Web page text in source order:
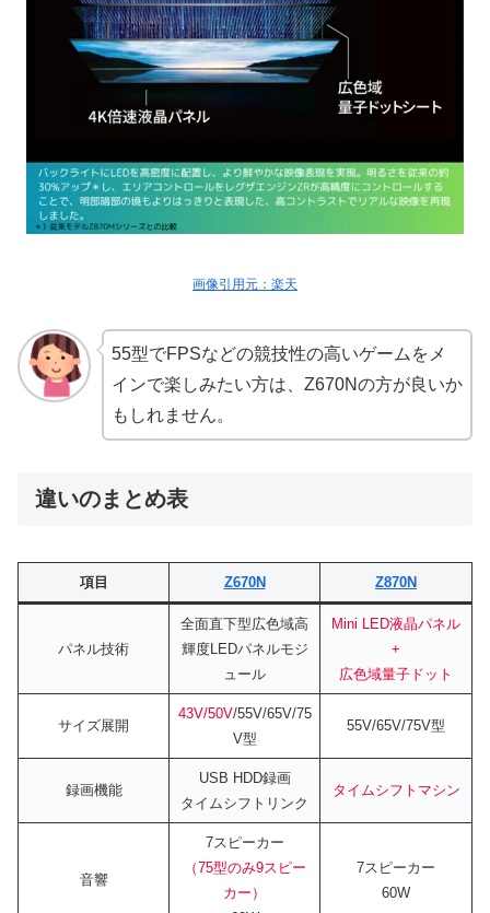
画像引用元：楽天
55型でFPSなどの競技性の高いゲームをメ
インで楽しみたい方は、Z670Nの方が良いか
もしれません。
違いのまとめ表
項目 Z670N Z870N
パネル技術
全面直下型広色域高
輝度LEDパネルモジ
ュール
Mini LED液晶パネル
+
広色域量子ドット
サイズ展開
43V/50V/55V/65V/75
V型
55V/65V/75V型
録画機能
USB HDD録画
タイムシフトリンク
タイムシフトマシン
音響
7スピーカー
（75型のみ9スピー
カー）
7スピーカー
60W